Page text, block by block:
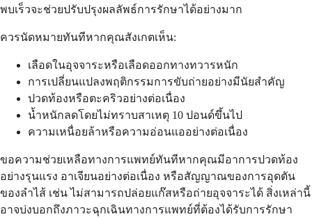
พบเร็วจะช่วยปรับปรุงผลลัพธ์การรักษาได้อย่างมาก
ควรนัดหมายทันทีหากคุณสังเกตเห็น:
เลือดในอุจจาระหรือเลือดออกทางทวารหนัก
การเปลี่ยนแปลงพฤติกรรมการขับถ่ายอย่างมีนัยสำคัญ
ปวดท้องหรือตะคริวอย่างต่อเนื่อง
น้ำหนักลดโดยไม่ทราบสาเหตุ 10 ปอนด์ขึ้นไป
ความเหนื่อยล้าหรือความอ่อนแออย่างต่อเนื่อง
ขอความช่วยเหลือทางการแพทย์ทันทีหากคุณมีอาการปวดท้อง
อย่างรุนแรง อาเจียนอย่างต่อเนื่อง หรือสัญญาณของการอุดตัน
ของลำไส้ เช่น ไม่สามารถปล่อยแก๊สหรือถ่ายอุจจาระได้ สิ่งเหล่านี้
อาจบ่งบอกถึงภาวะฉุกเฉินทางการแพทย์ที่ต้องได้รับการรักษา